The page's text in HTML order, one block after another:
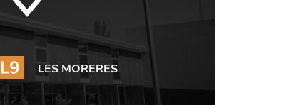
LES MORERES